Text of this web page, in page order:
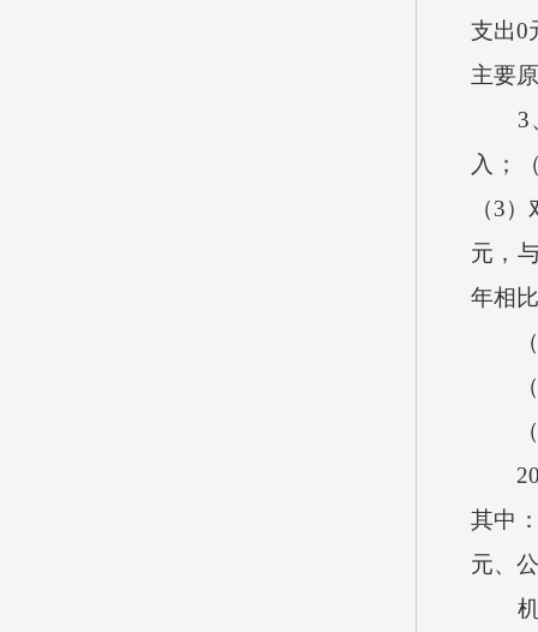
支出0
主要
3、
入；
（3
元，
年相
（三
（四
（
其中
元、
机关